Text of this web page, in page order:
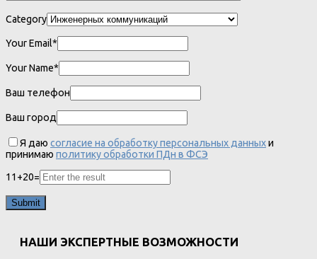
Category
Your Email*
Your Name*
Ваш телефон
Ваш город
Я даю согласие на обработку персональных данныхи
принимаю политику обработки ПДн в ФСЭ
11 +20=
НАШИ ЭКСПЕРТНЫЕ ВОЗМОЖНОСТИ